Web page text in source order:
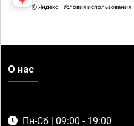
О нас
Пн-Сб | 09:00 - 19:00